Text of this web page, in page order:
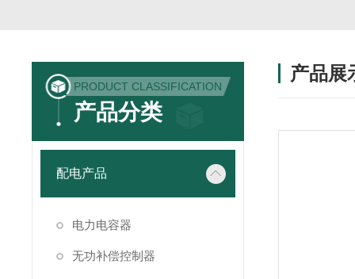
PRODUCT CLASSIFICATION
产品分类
配电产品
电力电容器
无功补偿控制器
产品展